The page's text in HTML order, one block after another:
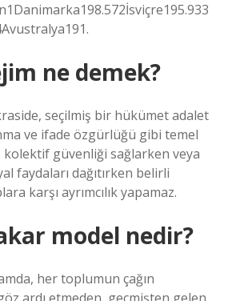
ne demek?
seçilmiş bir hükümet adalet
ve ifade özgürlüğü gibi temel
güvenliği sağlarken veya
faydaları dağıtırken belirli
karşı ayrımcılık yapamaz.
model nedir?
her toplumun çağın